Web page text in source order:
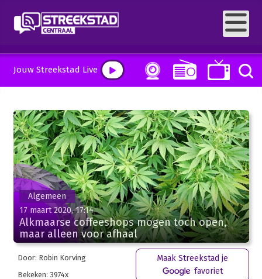
Jouw Streekstad Live
Algemeen
17 maart 2020, 17:14
Alkmaarse coffeeshops mogen toch open,
maar alleen voor afhaal
Door: Robin Korving
Bekeken: 3974x
Maak Streekstad je
favoriet